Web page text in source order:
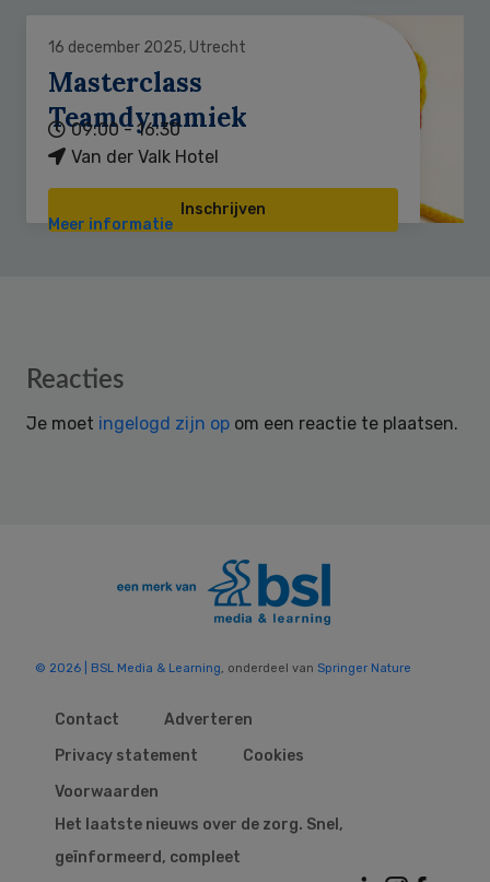
16 december 2025, Utrecht
Masterclass
Teamdynamiek
09:00 - 16:30
Van der Valk Hotel
Inschrijven
Meer informatie
Reader
Reacties
Je moet ingelogd zijn op om een reactie te plaatsen.
© 2026 | BSL Media & Learning, onderdeel van Springer Nature
Contact
Adverteren
Privacy statement
Cookies
Voorwaarden
Het laatste nieuws over de zorg. Snel,
geïnformeerd, compleet